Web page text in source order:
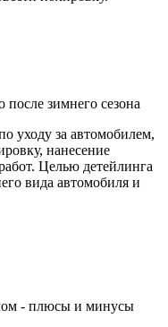
зимнего сезона
уходу за автомобилем,
нанесение
Целью детейлинга
вида автомобиля и
- плюсы и минусы